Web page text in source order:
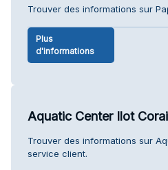
Trouver des informations sur
Plus
d'informations
Aquatic Center Ilot
Trouver des informations sur
service client.